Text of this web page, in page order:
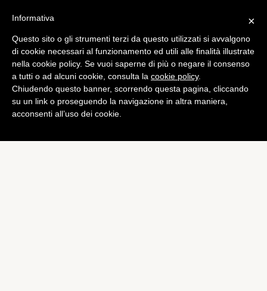
×
Informativa
Questo sito o gli strumenti terzi da questo utilizzati si avvalgono
di cookie necessari al funzionamento ed utili alle finalità illustrate
nella cookie policy. Se vuoi saperne di più o negare il consenso
a tutti o ad alcuni cookie, consulta la cookie policy.
Chiudendo questo banner, scorrendo questa pagina, cliccando
su un link o proseguendo la navigazione in altra maniera,
acconsenti all’uso dei cookie.